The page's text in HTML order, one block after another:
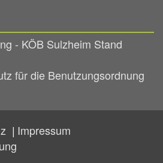
- KÖB Sulzheim Stand
für die Benutzungsordnung
Impressum